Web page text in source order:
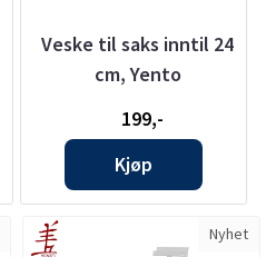
Veske til saks inntil 24
cm, Yento
199,-
Kjøp
Nyhet